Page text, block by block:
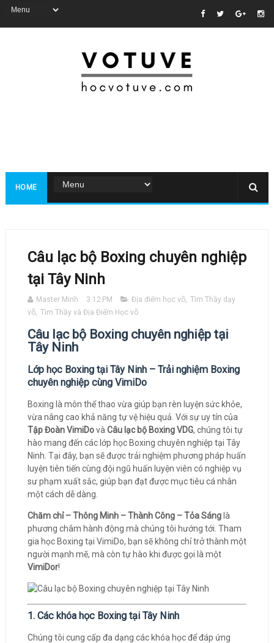
HOME
Câu lạc bộ Boxing chuyên nghiệp
tại Tây Ninh
Master Minh 3:12 PM Địa điểm học võ, Tìm Thầy dạy
võ, Tìm Thầy và Địa Điểm Học võ
Câu lạc bộ Boxing chuyên nghiệp tại
Tây Ninh
Lớp học Boxing tại Tây Ninh – Trải nghiệm Boxing
chuyên nghiệp cùng VimiDo
Boxing là môn thể thao vừa giúp bạn rèn luyện sức khỏe,
vừa nâng cao khả năng tự vệ hiệu quả. Với sự uy tín của
Tập Đoàn VimiDovà Câu lạc bộ Boxing VDG, chúng tôi tự
hào mang đến các lớp học Boxing chuyên nghiệp tại Tây
Ninh. Tại đây, bạn sẽ được trải nghiệm phương pháp huấn
luyện tiên tiến cùng đội ngũ huấn luyện viên có nghiệp vụ
sư phạm xuất sắc, giúp bạn đạt được mục tiêu cá nhân
một cách dễ dàng.
Chăm chỉ – Thông Minh – Thành Công – Tỏa Sánglà
phương châm hành động mà chúng tôi hướng tới. Tham
gia học Boxing tại VimiDo, bạn sẽ không chỉ trở thành một
người mạnh mẽ, mà còn tự hào khi được gọi là một
VimiDor!
1. Các khóa học Boxing tại Tây Ninh
Chúng tôi cung cấp đa dạng các khóa học để đáp ứng